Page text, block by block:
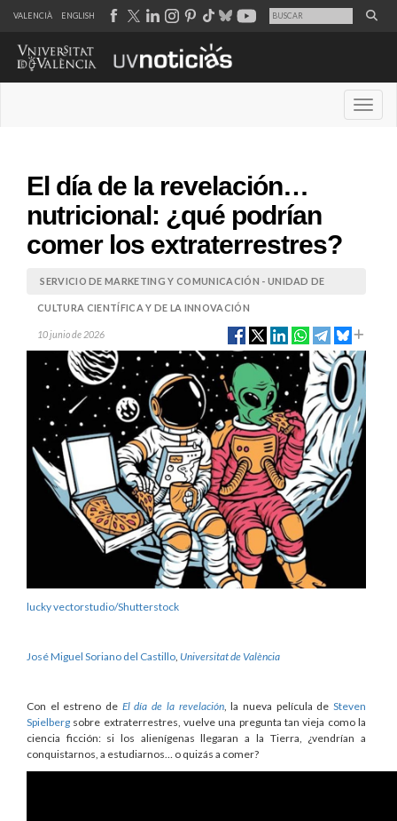
VALENCIÀ ENGLISH
El día de la revelación…
nutricional: ¿qué podrían
comer los extraterrestres?
SERVICIO DE MARKETING Y COMUNICACIÓN - UNIDAD DE
CULTURA CIENTÍFICA Y DE LA INNOVACIÓN
10 junio de 2026
lucky vectorstudio/Shutterstock
José Miguel Soriano del Castillo Universitat de València
Con el estreno de El día de la revelación, la nueva película deSteven
Spielberg sobre extraterrestres, vuelve una pregunta tan vieja como la
ciencia ficción: si los alienígenas llegaran a la Tierra, ¿vendrían a
conquistarnos, a estudiarnos… o quizás a comer?